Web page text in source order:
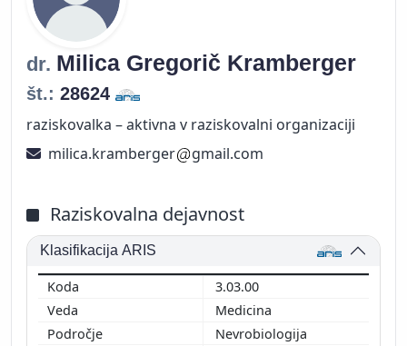
dr. Milica Gregorič Kramberger
št.: 28624
raziskovalka – aktivna v raziskovalni organizaciji
milica.kramberger
gmail.com
Raziskovalna dejavnost
Klasifikacija ARIS
3.03.00
Medicina
Nevrobiologija